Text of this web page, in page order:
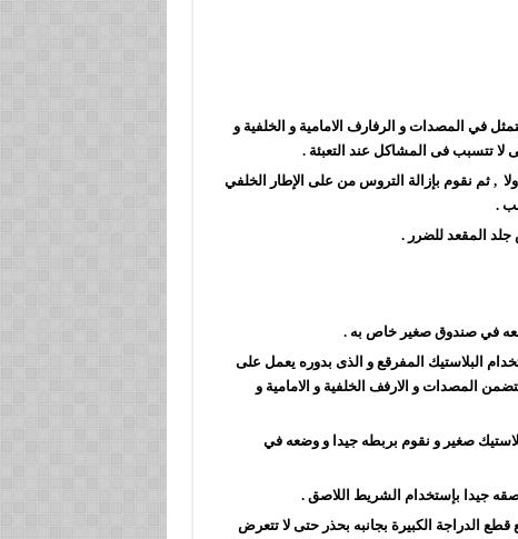
في المصدات و الرفارف الامامية و الخلفية و
لا تتسبب فى المشاكل عند التعبئة .
, ثم نقوم بإزالة التروس من على الإطار الخلفي
.
جلد المقعد للضرر .
وضعه في صندوق صغير خاص به .
البلاستيك المفرقع و الذى بدوره يعمل على
المصدات و الارفف الخلفية و الامامية و
صغير و نقوم بربطه جيدا و وضعه في
جيدا بإستخدام الشريط اللاصق .
الدراجة الكبيرة بجانبه بحذر حتى لا تتعرض